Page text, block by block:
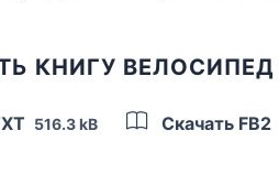
КНИГУ
516.3 kB Скачать FB2